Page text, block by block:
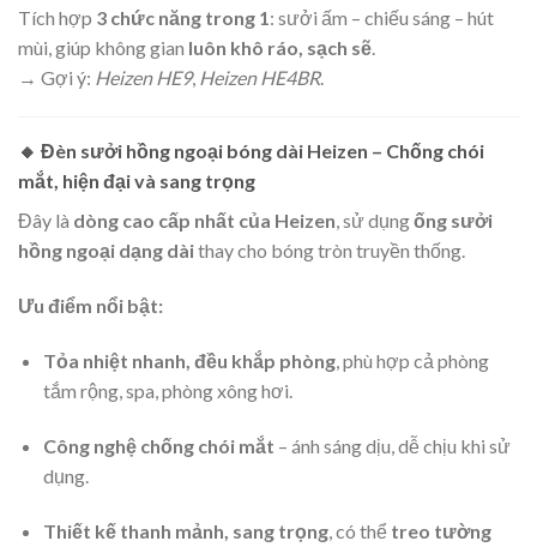
Tích hợp 3 chức năng trong 1 : sưởi ấm – chiếu sáng – hút
mùi, giúp không gian luôn khô ráo, sạch sẽ
→ Gợi ý: Heizen HE9, Heizen HE4BR.
🔸 Đèn sưởi hồng ngoại bóng dài Heizen – Chống chói
mắt, hiện đại và sang trọng
Đây là dòng cao cấp nhất của Heizen, sử dụngống sưởi
hồng ngoại dạng dàithay cho bóng tròn truyền thống.
Ưu điểm nổi bật:
Tỏa nhiệt nhanh, đều khắp phòng, phù hợp cả phòng
tắm rộng, spa, phòng xông hơi.
Công nghệ chống chói mắt – ánh sáng dịu, dễ chịu khi sử
dụng.
Thiết kế thanh mảnh, sang trọng, có thể treo tường